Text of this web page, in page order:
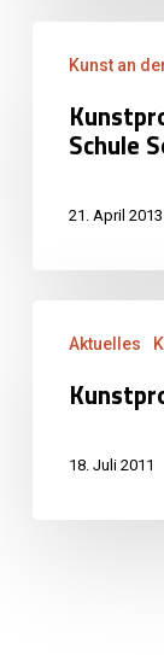
Wilhelm-
Kunst an
Schule
21. April 2013
Aktuelles
18. Juli 2011